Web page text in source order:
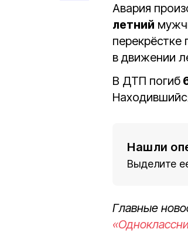
Авария
летний
перекрёстке
в движении
В ДТП погиб
Нашли
Выделите
Главные